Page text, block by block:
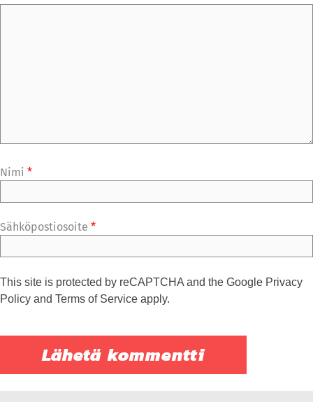
Nimi *
Sähköpostiosoite *
This site is protected by reCAPTCHA and the Google Privacy
Policy and Terms of Service apply.